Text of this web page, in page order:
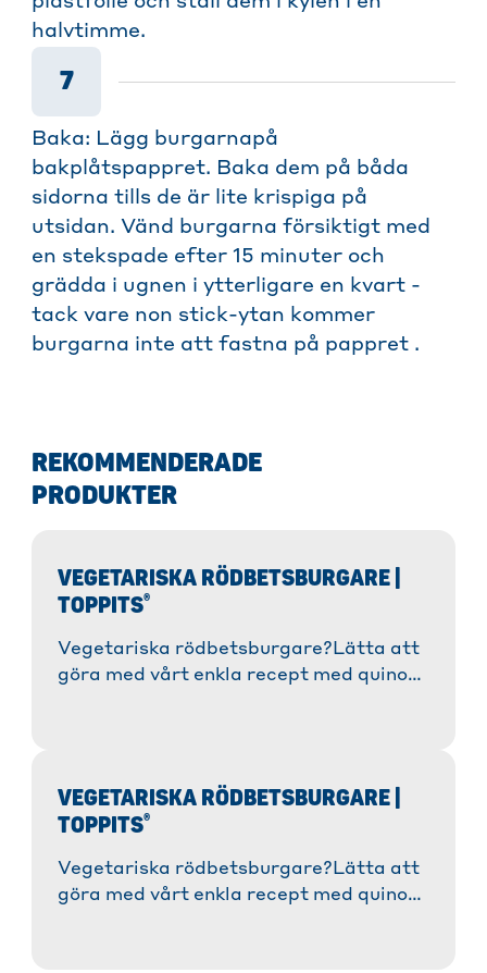
halvtimme.
7
Baka: Lägg burgarnapå
bakplåtspappret. Baka dem på båda
sidorna tills de är lite krispiga på
utsidan. Vänd burgarna försiktigt med
en stekspade efter 15 minuter och
grädda i ugnen i ytterligare en kvart -
tack vare non stick-ytan kommer
burgarna inte att fastna på pappret .
REKOMMENDERADE
PRODUKTER
VEGETARISKA RÖDBETSBURGARE |
TOPPITS®
Vegetariska rödbetsburgare?Lätta att
göra med vårt enkla recept med quinoa
VEGETARISKA RÖDBETSBURGARE |
TOPPITS®
Vegetariska rödbetsburgare?Lätta att
göra med vårt enkla recept med quinoa